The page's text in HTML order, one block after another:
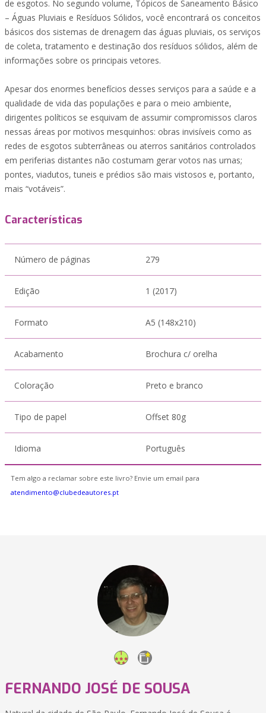
de esgotos. No segundo volume, Tópicos de Saneamento Básico
– Águas Pluviais e Resíduos Sólidos, você encontrará os conceitos
básicos dos sistemas de drenagem das águas pluviais, os serviços
de coleta, tratamento e destinação dos resíduos sólidos, além de
informações sobre os principais vetores.
Apesar dos enormes benefícios desses serviços para a saúde e a
qualidade de vida das populações e para o meio ambiente,
dirigentes políticos se esquivam de assumir compromissos claros
nessas áreas por motivos mesquinhos: obras invisíveis como as
redes de esgotos subterrâneas ou aterros sanitários controlados
em periferias distantes não costumam gerar votos nas urnas;
pontes, viadutos, tuneis e prédios são mais vistosos e, portanto,
mais “votáveis”.
Características
Número de páginas 279
Edição 1 (2017)
Formato A5 (148x210)
Acabamento Brochura c/ orelha
Coloração Preto e branco
Tipo de papel Offset 80g
Idioma Português
Tem algo a reclamar sobre este livro? Envie um email para
atendimento@clubedeautores.pt
FERNANDO JOSÉ DE SOUSA